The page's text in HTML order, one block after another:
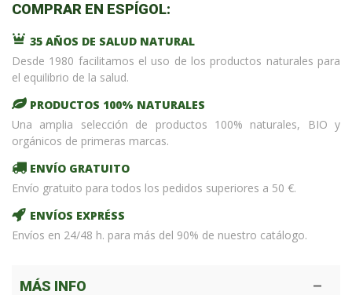
COMPRAR EN ESPÍGOL:
35 AÑOS DE SALUD NATURAL
Desde 1980 facilitamos el uso de los productos naturales para
el equilibrio de la salud.
PRODUCTOS 100% NATURALES
Una amplia selección de productos 100% naturales, BIO y
orgánicos de primeras marcas.
ENVÍO GRATUITO
Envío gratuito para todos los pedidos superiores a 50 €.
ENVÍOS EXPRÉSS
Envíos en 24/48 h. para más del 90% de nuestro catálogo.
MÁS INFO